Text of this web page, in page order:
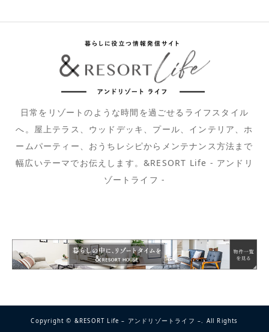
日常をリゾートのような時間を過ごせるライフスタイル
へ。屋上テラス、ウッドデッキ、プール、インテリア、ホ
ームパーティー、おうちレシピからメンテナンス方法まで
幅広いテーマでお伝えします。&RESORT Life - アンドリ
ゾートライフ -
Copyright © &RESORT Life – アンドリゾートライフ –. All Rights